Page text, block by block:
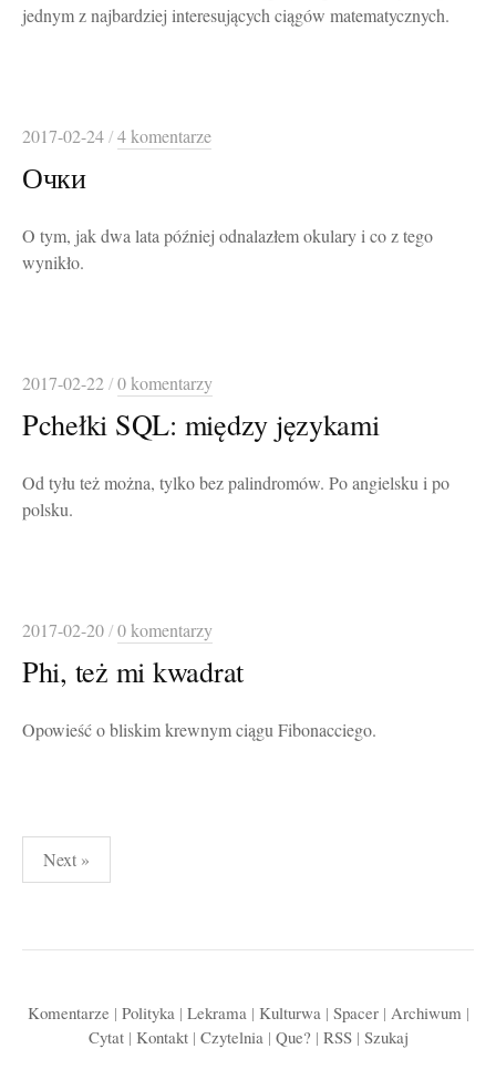
jednym z najbardziej interesujących ciągów matematycznych.
2017-02-24/4 komentarze
Очки
O tym, jak dwa lata później odnalazłem okulary i co z tego
wynikło.
2017-02-22/0 komentarzy
Pchełki SQL: między językami
Od tyłu też można, tylko bez palindromów. Po angielsku i po
polsku.
2017-02-20/0 komentarzy
Phi, też mi kwadrat
Opowieść o bliskim krewnym ciągu Fibonacciego.
Stronicowanie
wpisów
Next »
Komentarze | Polityka| Lekrama| Kulturwa| Spacer| Archiwum |
Cytat| Kontakt| Czytelnia| Que? | RSS| Szukaj